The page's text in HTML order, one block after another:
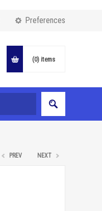
Preferences
(0) items
PREV NEXT